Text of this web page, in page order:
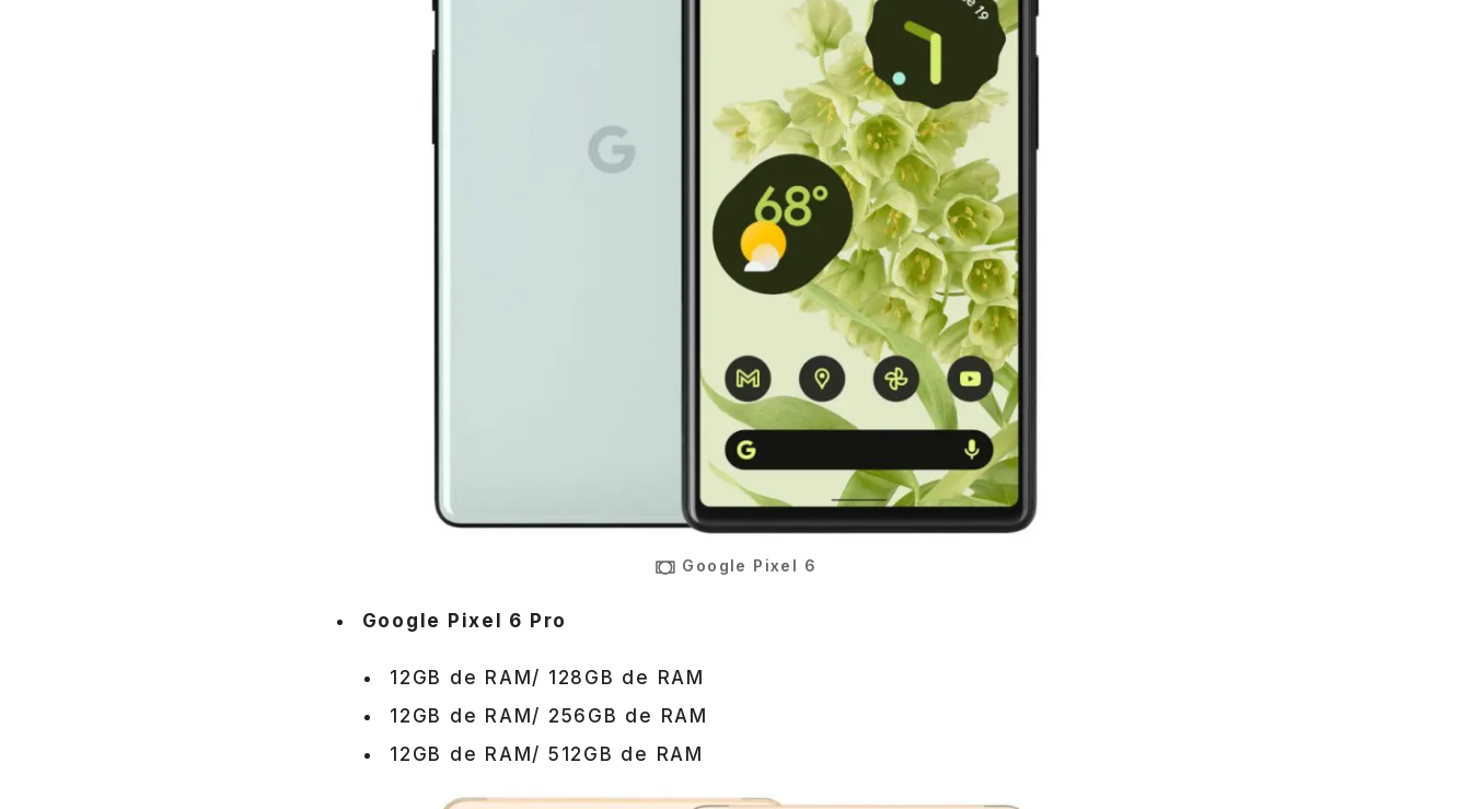
Google Pixel 6
Google Pixel 6 Pro
12GB de RAM/ 128GB de RAM
12GB de RAM/ 256GB de RAM
12GB de RAM/ 512GB de RAM